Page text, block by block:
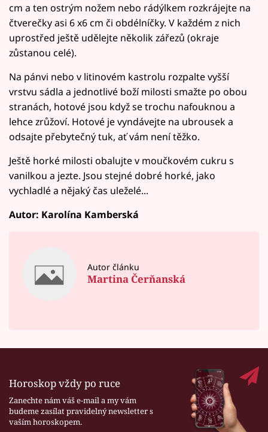
cm a ten ostrým nožem nebo rádýlkem rozkrájejte na
čtverečky asi 6 x6 cm či obdélníčky. V každém z nich
uprostřed ještě udělejte několik zářezů (okraje
zůstanou celé).
Na pánvi nebo v litinovém kastrolu rozpalte vyšší
vrstvu sádla a jednotlivé boží milosti smažte po obou
stranách, hotové jsou když se trochu nafouknou a
lehce zrůžoví. Hotové je vyndávejte na ubrousek a
odsajte přebytečný tuk, ať vám není těžko.
Ještě horké milosti obalujte v moučkovém cukru s
vanilkou a jezte. Jsou stejné dobré horké, jako
vychladlé a nějaký čas uleželé...
Autor: Karolína Kamberská
Autor článku
Martina Čerňanská
Horoskop vždy po ruce
Zanechte nám váš e-mail a my vám
budeme zasílat pravidelný newsletter s
vaším horoskopem.